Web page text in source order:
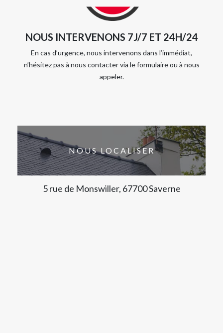
NOUS INTERVENONS 7J/7 ET 24H/24
En cas d’urgence, nous intervenons dans l’immédiat,
n’hésitez pas à nous contacter via le formulaire ou à nous
appeler.
NOUS LOCALISER
5 rue de Monswiller, 67700 Saverne